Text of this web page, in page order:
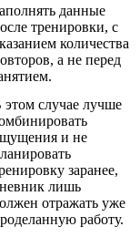
данные
тренировки, с
количества
а не перед
этом случае лучше
и не
заранее,
лишь
отражать уже
работу.